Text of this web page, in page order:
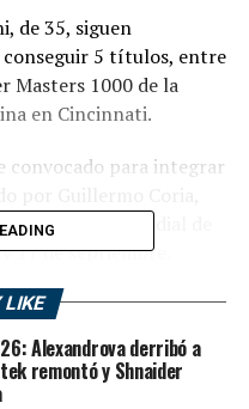
de 35, siguen
5 títulos, entre
Masters 1000 de la
en Cincinnati.
convocado para integrar
del Grupo Mundial de
17 de septiembre.
por la misma
Zeballos, en dupla
perdió ante el dúo
Herbert, por 7-6
LIKE
Alexandrova derribó a
remontó y Shnaider